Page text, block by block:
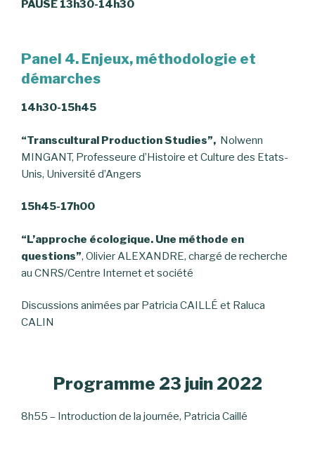
PAUSE 13h30-14h30
Panel 4. Enjeux, méthodologie et
démarches
14h30-15h45
“Transcultural Production Studies”, Nolwenn
MINGANT, Professeure d’Histoire et Culture des Etats-
Unis, Université d’Angers
15h45-17h00
“L’approche écologique. Une méthode en
questions”, Olivier ALEXANDRE, chargé de recherche
au CNRS/Centre Internet et société
Discussions animées par Patricia CAILLÉ et Raluca
CALIN
Programme 23 juin 2022
8h55 – Introduction de la journée, Patricia Caillé